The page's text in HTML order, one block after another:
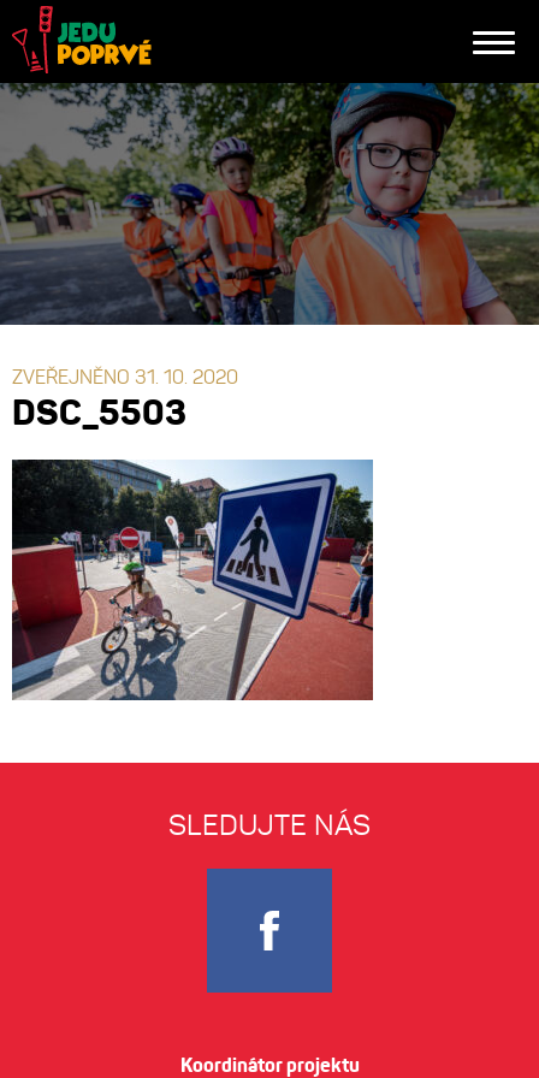
ZVEŘEJNĚNO 31. 10. 2020
DSC_5503
SLEDUJTE NÁS
Koordinátor projektu